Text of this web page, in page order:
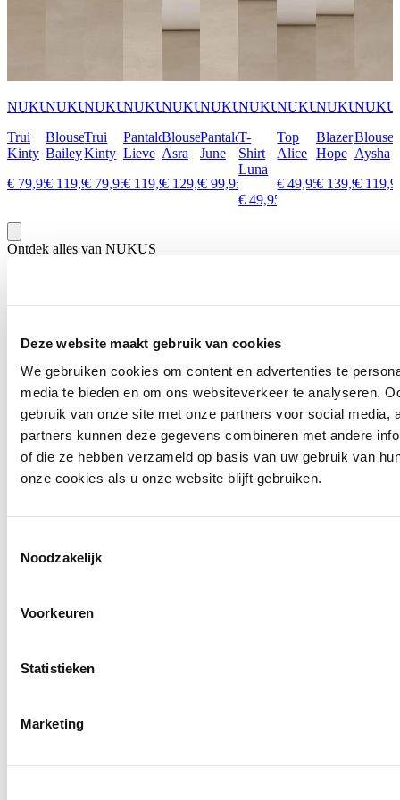
Deze website maakt gebruik van cookies
We gebruiken cookies om content en advertenties te
media te bieden en om ons websiteverkeer te analyseren.
gebruik van onze site met onze partners voor social media,
partners kunnen deze gegevens combineren met andere
of die ze hebben verzameld op basis van uw gebruik van
onze cookies als u onze website blijft gebruiken.
Noodzakelijk
Voorkeuren
Statistieken
Marketing
NUKUS
Trui
Kinty
€ 79,95
NUKUS
Blouse
Bailey
€ 119,95
NUKUS
Trui
Kinty
€ 79,95
NUKUS
Pantalon
Lieve
€ 119,95
NUKUS
Blouse
Asra
€ 129,95
NUKUS
Pantalon
June
€ 99,95
NUKUS
T-
Shirt
Luna
€ 49,95
NUKUS
Top
Alice
€ 49,95
NUKUS
Blazer
Hope
€ 139,95
Blouse
Aysha
€
Ontdek alles van NUKUS